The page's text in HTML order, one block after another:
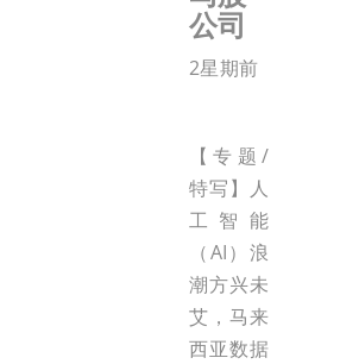
公司
2星期前
【专题/
特写】人
工智能
（AI）浪
潮方兴未
艾，马来
西亚数据